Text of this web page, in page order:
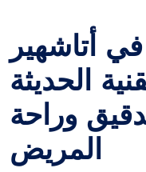
أتاشهير
الحديثة
وراحة
المريض